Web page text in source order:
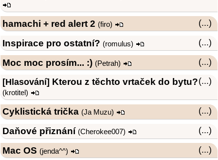
(...)
hamachi + red alert 2 (firo)
(...)
Inspirace pro ostatní? (romulus)
(...)
Moc moc prosím... :) (Petrah)
(...)
[Hlasování] Kterou z těchto vrtaček do bytu?
(krotitel)
(...)
Cyklistická trička (Ja Muzu)
(...)
Daňové přiznání (Cherokee007)
(...)
Mac OS (jenda^^)